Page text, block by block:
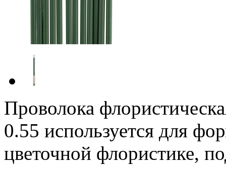
Проволока
0.55 используется для
цветочной флористике,